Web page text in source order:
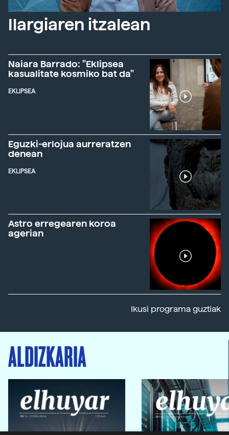
Ilargiaren itzalean
Naiara Barrado: "Eklipsea
kasualitate kosmiko bat da"
EKLIPSEA
Eguzki-erlojua aurreratzen
denean
EKLIPSEA
Astro erregearen koroa
agerian
Ikusi programa guztiak
ALDIZKARIA